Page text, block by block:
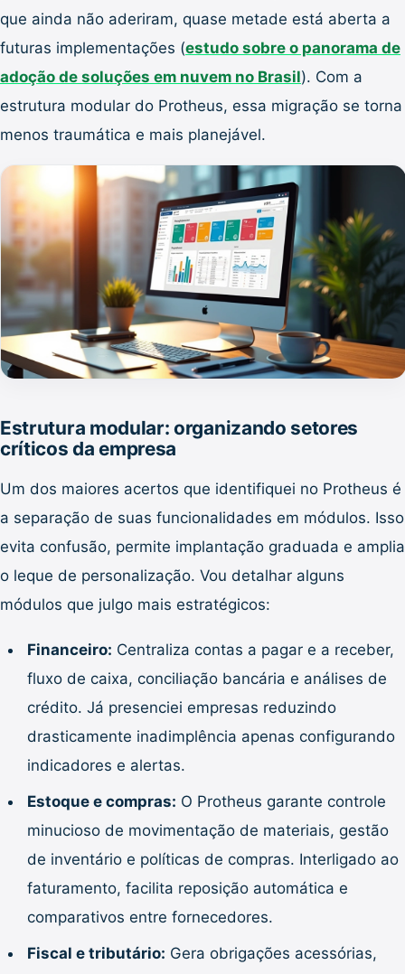
que ainda não aderiram, quase metade está aberta a
futuras implementações (estudo sobre o panorama de
adoção de soluções em nuvem no Brasil). Com a
estrutura modular do Protheus, essa migração se torna
menos traumática e mais planejável.
Estrutura modular: organizando setores
críticos da empresa
Um dos maiores acertos que identifiquei no Protheus é
a separação de suas funcionalidades em módulos. Isso
evita confusão, permite implantação graduada e amplia
o leque de personalização. Vou detalhar alguns
módulos que julgo mais estratégicos:
Financeiro: Centraliza contas a pagar e a receber,
fluxo de caixa, conciliação bancária e análises de
crédito. Já presenciei empresas reduzindo
drasticamente inadimplência apenas configurando
indicadores e alertas.
Estoque e compras: O Protheus garante controle
minucioso de movimentação de materiais, gestão
de inventário e políticas de compras. Interligado ao
faturamento, facilita reposição automática e
comparativos entre fornecedores.
Fiscal e tributário: Gera obrigações acessórias,